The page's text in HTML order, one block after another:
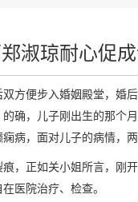
淑琼耐心促
方便步入婚姻殿堂，
确，儿子刚出生的那
病，面对儿子的病情，
，正如关小姐所言，
医院治疗、检查。